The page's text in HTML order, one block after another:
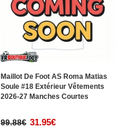
Maillot De Foot AS Roma Matias
Soule #18 Extérieur Vêtements
2026-27 Manches Courtes
99.88€ 31.95€